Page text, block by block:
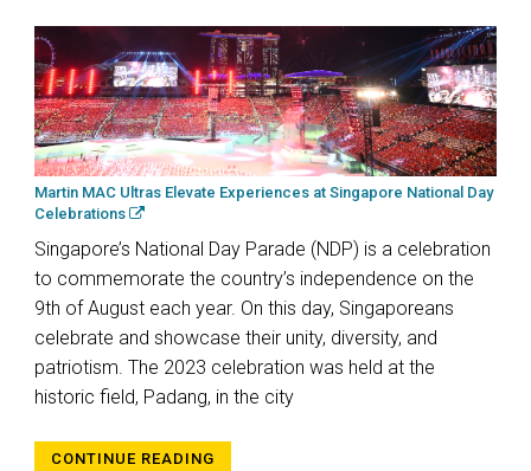
Martin MAC Ultras Elevate Experiences at Singapore National Day
Celebrations
Singapore’s National Day Parade (NDP) is a celebration
to commemorate the country’s independence on the
9th of August each year. On this day, Singaporeans
celebrate and showcase their unity, diversity, and
patriotism. The 2023 celebration was held at the
historic field, Padang, in the city
CONTINUE READING